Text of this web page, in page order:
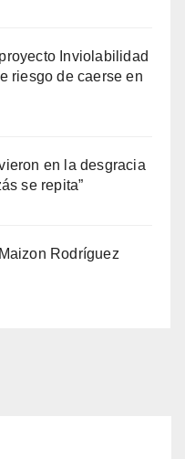
Inviolabilidad
riesgo de caerse en
en la desgracia
se repita”
Rodríguez